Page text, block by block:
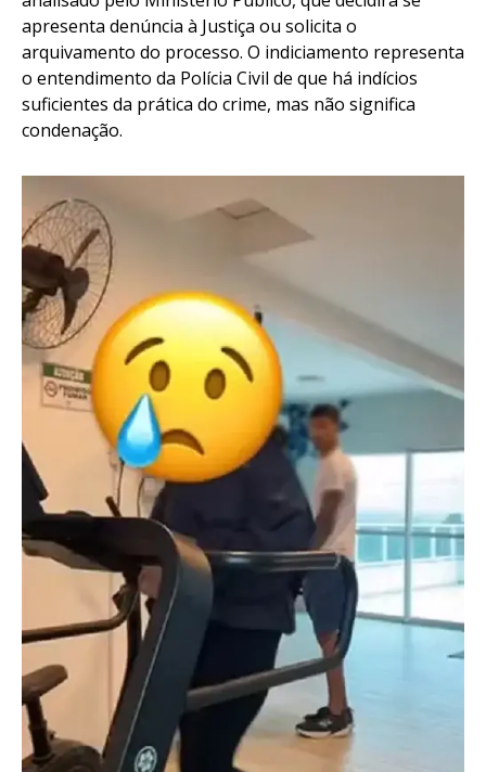
apresenta denúncia à Justiça ou solicita o
arquivamento do processo. O indiciamento representa
o entendimento da Polícia Civil de que há indícios
suficientes da prática do crime, mas não significa
condenação.